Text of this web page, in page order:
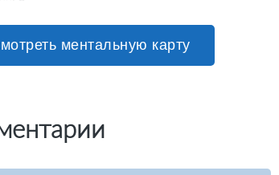
ментальную карту